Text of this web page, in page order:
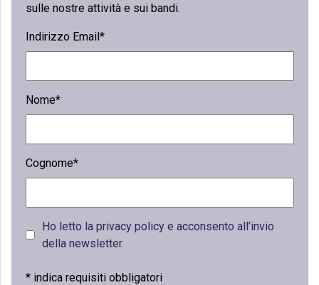
sulle nostre attività e sui bandi.
Indirizzo Email*
Nome*
Cognome*
Ho letto la privacy policy e acconsento all’invio
della newsletter.
* indica requisiti obbligatori